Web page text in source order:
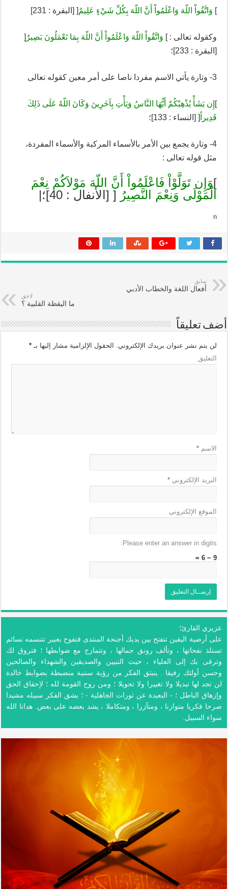
] وَاتَّقُواْ اللّهَ وَاعْلَمُواْ أَنَّ اللّهَ بِكُلِّ شَيْءٍ عَلِيمٌ [ [البقرة : 231]
وكقوله تعالى : ] وَاتَّقُواْ اللّهَ وَاعْلَمُواْ أَنَّ اللّهَ بِمَا تَعْمَلُونَ بَصِيرٌ [
[البقرة : 233]؛
3- وتارة يأتي الاسم مفردا ناصا على أمر معين كقوله تعالى
] إِن يَشَأْ يُذْهِبْكُمْ أَيُّهَا النَّاسُ وَيَأْتِ بِآخَرِينَ وَكَانَ اللّهُ عَلَى ذَلِكَ
قَدِيراً
[ [النساء : 133]؛
4- وتارة يجمع بين الأمر بالأسماء المركبة والأسماء المفردة،
مثل قوله تعالى :
]وَإِن تَوَلَّوْاْ فَاعْلَمُواْ أَنَّ اللّهَ مَوْلاَكُمْ نِعْمَ
الْمَوْلَى وَنِعْمَ النَّصِيرُ [ [الأنفال : 40]؛|
n
سابق
أفعال اللغة والخطاب الأدبي‏
لاحق
ما اليقظة القلبية ؟‏
أضف تعليقاً
لن يتم نشر عنوان بريدك الإلكتروني. الحقول الإلزامية مشار إليها بـ*
التعليق
الاسم*
البريد الإلكتروني*
الموقع الإلكتروني
Please enter an answer in digits:
9 − 6 =
عزيزي القارئ؛
على أرضية اليقين تتفتح بين يديك أجنحة المنتدى فتفوح بعبير تتنسمه نسائم
تستلذ نفحاتها ، وتألف رونق جمالها ، وتتمازج مع ضوابطها ؛ فتروق لك
وترقى بك إلى العلياء ، حيث النبيين والصديقين والشهداء والصالحين
وحسن أولئك رفيقا . ينبثق الفكر من رؤية سننية منضبطة بضوابط خالدة
لن تجد لها تبديلا ولا تغييرا ولا تحويلا ؛ ومن روح القومة لله ؛ لإحقاق الحق
وإزهاق الباطل ؛ - البعيدة عن ثورات الجاهلية - ؛ يشق الفكر سبيله مشيدا
صرحا فكريا متوازنا ، ومتآزرا ، ومتكاملا ، يشد بعضه على بعض. هدانا الله
سواء السبيل.